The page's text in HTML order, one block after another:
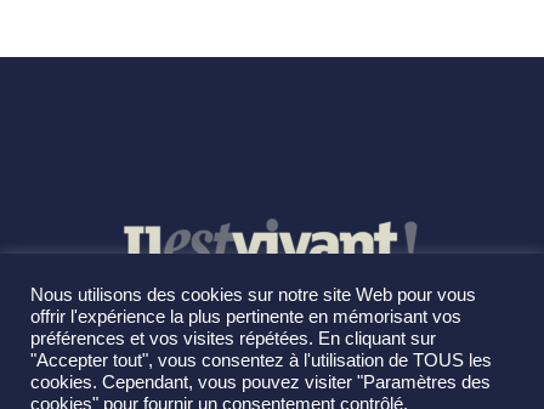
Nous utilisons des cookies sur notre site Web pour vous
offrir l'expérience la plus pertinente en mémorisant vos
préférences et vos visites répétées. En cliquant sur
"Accepter tout", vous consentez à l'utilisation de TOUS les
cookies. Cependant, vous pouvez visiter "Paramètres des
cookies" pour fournir un consentement contrôlé.